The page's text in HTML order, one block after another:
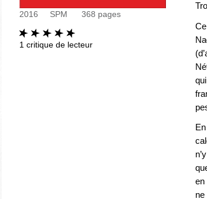
2016 SPM 368 pages
1 critique de lecteur
en